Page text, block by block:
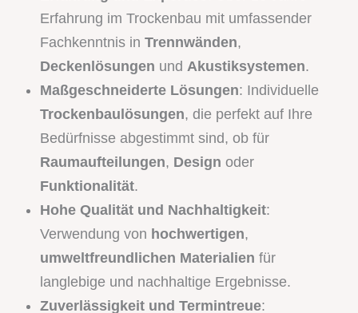
Erfahrung im Trockenbau mit umfassender
Fachkenntnis in Trennwänden,
Deckenlösungen und Akustiksystemen.
Maßgeschneiderte Lösungen: Individuelle
Trockenbaulösungen, die perfekt auf Ihre
Bedürfnisse abgestimmt sind, ob für
Raumaufteilungen, Design oder
Funktionalität.
Hohe Qualität und Nachhaltigkeit:
Verwendung von hochwertigen,
umweltfreundlichen Materialien für
langlebige und nachhaltige Ergebnisse.
Zuverlässigkeit und Termintreue: